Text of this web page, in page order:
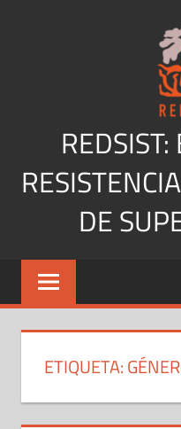
REDSIST:
DE
ETIQUETA: